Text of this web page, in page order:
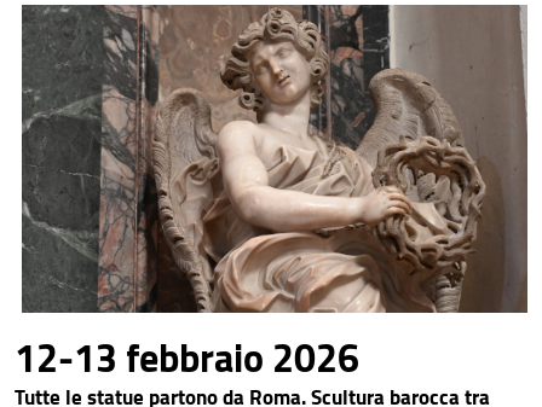
12-13 febbraio 2026
Tutte le statue partono da Roma. Scultura barocca tra